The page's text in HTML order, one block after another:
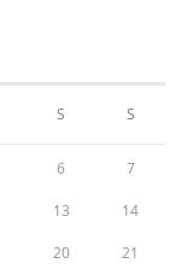
S S
6 7
13 14
20 21